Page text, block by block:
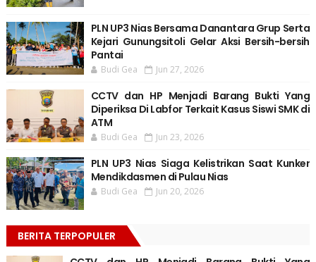
PLN UP3 Nias Bersama Danantara Grup Serta
Kejari Gunungsitoli Gelar Aksi Bersih-bersih
Pantai
Budi Gea Jun 27, 2026
CCTV dan HP Menjadi Barang Bukti Yang
Diperiksa Di Labfor Terkait Kasus Siswi SMK di
ATM
Budi Gea Jun 23, 2026
PLN UP3 Nias Siaga Kelistrikan Saat Kunker
Mendikdasmen di Pulau Nias
Budi Gea Jun 20, 2026
BERITA TERPOPULER